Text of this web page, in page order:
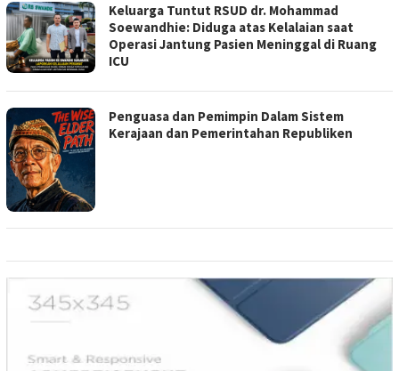
Keluarga Tuntut RSUD dr. Mohammad
Soewandhie: Diduga atas Kelalaian saat
Operasi Jantung Pasien Meninggal di Ruang
ICU
Penguasa dan Pemimpin Dalam Sistem
Kerajaan dan Pemerintahan Republiken